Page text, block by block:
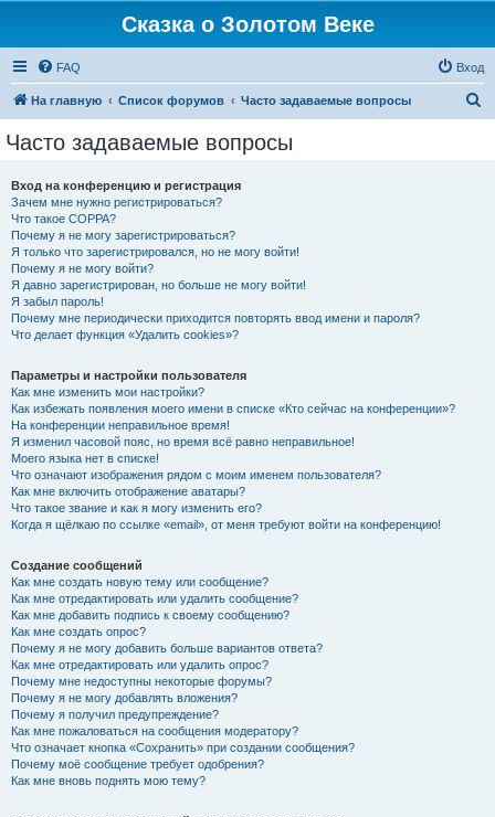
Сказка о Золотом Веке
FAQ Вход
На главную Список форумов Часто задаваемые вопросы
Часто задаваемые вопросы
Вход на конференцию и регистрация
Зачем мне нужно регистрироваться?
Что такое COPPA?
Почему я не могу зарегистрироваться?
Я только что зарегистрировался, но не могу войти!
Почему я не могу войти?
Я давно зарегистрирован, но больше не могу войти!
Я забыл пароль!
Почему мне периодически приходится повторять ввод имени и пароля?
Что делает функция «Удалить cookies»?
Параметры и настройки пользователя
Как мне изменить мои настройки?
Как избежать появления моего имени в списке «Кто сейчас на конференции»?
На конференции неправильное время!
Я изменил часовой пояс, но время всё равно неправильное!
Моего языка нет в списке!
Что означают изображения рядом с моим именем пользователя?
Как мне включить отображение аватары?
Что такое звание и как я могу изменить его?
Когда я щёлкаю по ссылке «email», от меня требуют войти на конференцию!
Создание сообщений
Как мне создать новую тему или сообщение?
Как мне отредактировать или удалить сообщение?
Как мне добавить подпись к своему сообщению?
Как мне создать опрос?
Почему я не могу добавить больше вариантов ответа?
Как мне отредактировать или удалить опрос?
Почему мне недоступны некоторые форумы?
Почему я не могу добавлять вложения?
Почему я получил предупреждение?
Как мне пожаловаться на сообщения модератору?
Что означает кнопка «Сохранить» при создании сообщения?
Почему моё сообщение требует одобрения?
Как мне вновь поднять мою тему?